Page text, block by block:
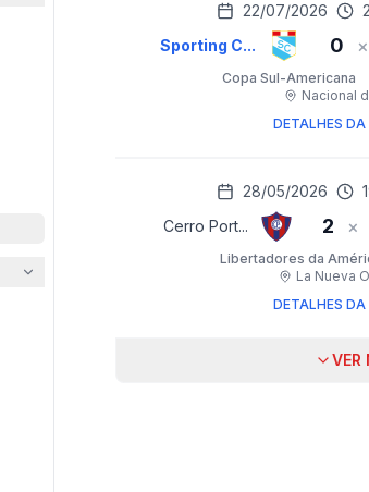
22/07/2026
Sporting C... 0 ×
Copa Sul-Americana
Nacional
DETALHES
28/05/2026
Cerro Port... 2 ×
Libertadores da
La Nueva
DETALHES
VER